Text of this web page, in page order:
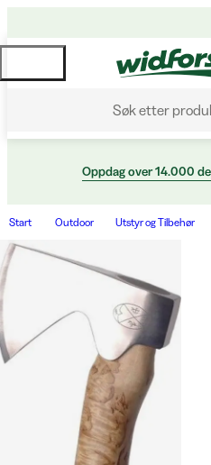
Søk etter
Oppdag over 14.000
Start Outdoor Utstyr og Tilbehør